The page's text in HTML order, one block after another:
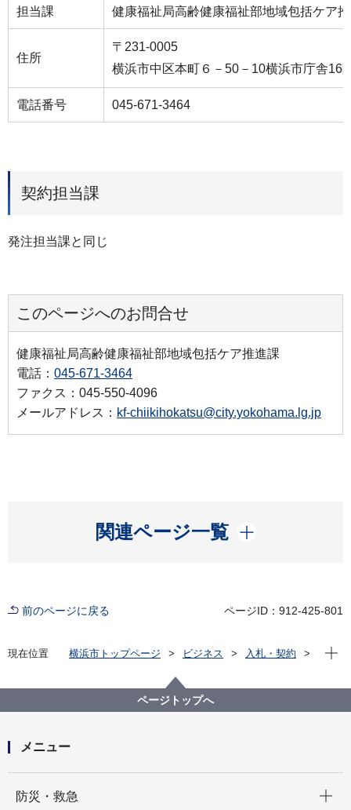
担当課 健康福祉局⾼齢健康福祉部地域包括ケア
住所
〒231-0005
横浜市中区本町６－50－10横浜市庁舎16
電話番号 045-671-3464
契約担当課
発注担当課と同じ
このページへのお問合せ
健康福祉局高齢健康福祉部地域包括ケア推進課
電話： 045-671-3464
ファクス：045-550-4096
メールアドレス： kf-chiikihokatsu@city.yokohama.lg.jp
関連ページ一覧
開く
前のページに戻る ページID：912-425-801
現在位置 横浜市トップページ ビジネス
入札・契約
【公募型プロポーザル方式】令和８年度未来のあなた
と家族を応援サイト「ふくしらべ」（ウェブサイト）
現在
ページトップへ
メニュー
防災・救急